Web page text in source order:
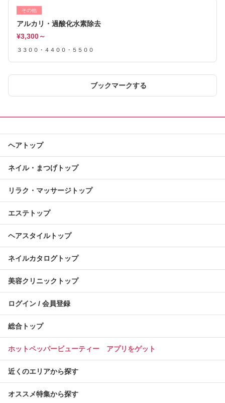
その他
アルカリ・過酸化水素除去
¥3,300～
３３００・４４００・５５００
ブックマークする
ヘアトップ
ネイル・まつげトップ
リラク・マッサージトップ
エステトップ
ヘアスタイルトップ
ネイルカタログトップ
美容クリニックトップ
ログイン / 会員登録
総合トップ
ホットペッパービューティー アプリをゲット
近くのエリアから探す
オススメ特集から探す